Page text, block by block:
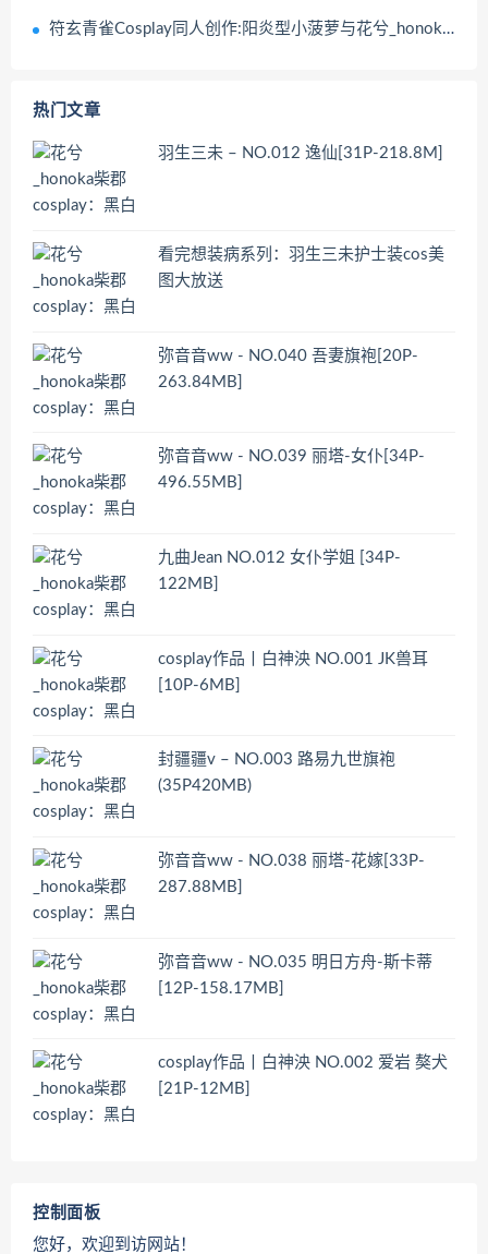
符玄青雀Cosplay同人创作:阳炎型小菠萝与花兮_honoka的完美演绎
热门文章
羽生三未 – NO.012 逸仙[31P-218.8M]
看完想装病系列：羽生三未护士装cos美
图大放送
弥音音ww - NO.040 吾妻旗袍[20P-
263.84MB]
弥音音ww - NO.039 丽塔-女仆[34P-
496.55MB]
九曲Jean NO.012 女仆学姐 [34P-
122MB]
cosplay作品丨白神泱 NO.001 JK兽耳
[10P-6MB]
封疆疆v – NO.003 路易九世旗袍
(35P420MB)
弥音音ww - NO.038 丽塔-花嫁[33P-
287.88MB]
弥音音ww - NO.035 明日方舟-斯卡蒂
[12P-158.17MB]
cosplay作品丨白神泱 NO.002 爱岩 獒犬
[21P-12MB]
控制面板
您好，欢迎到访网站！